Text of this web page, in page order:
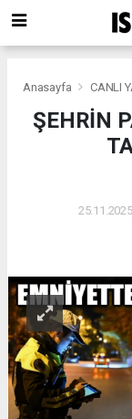
Anasayfa CANLI
ŞEHRİN